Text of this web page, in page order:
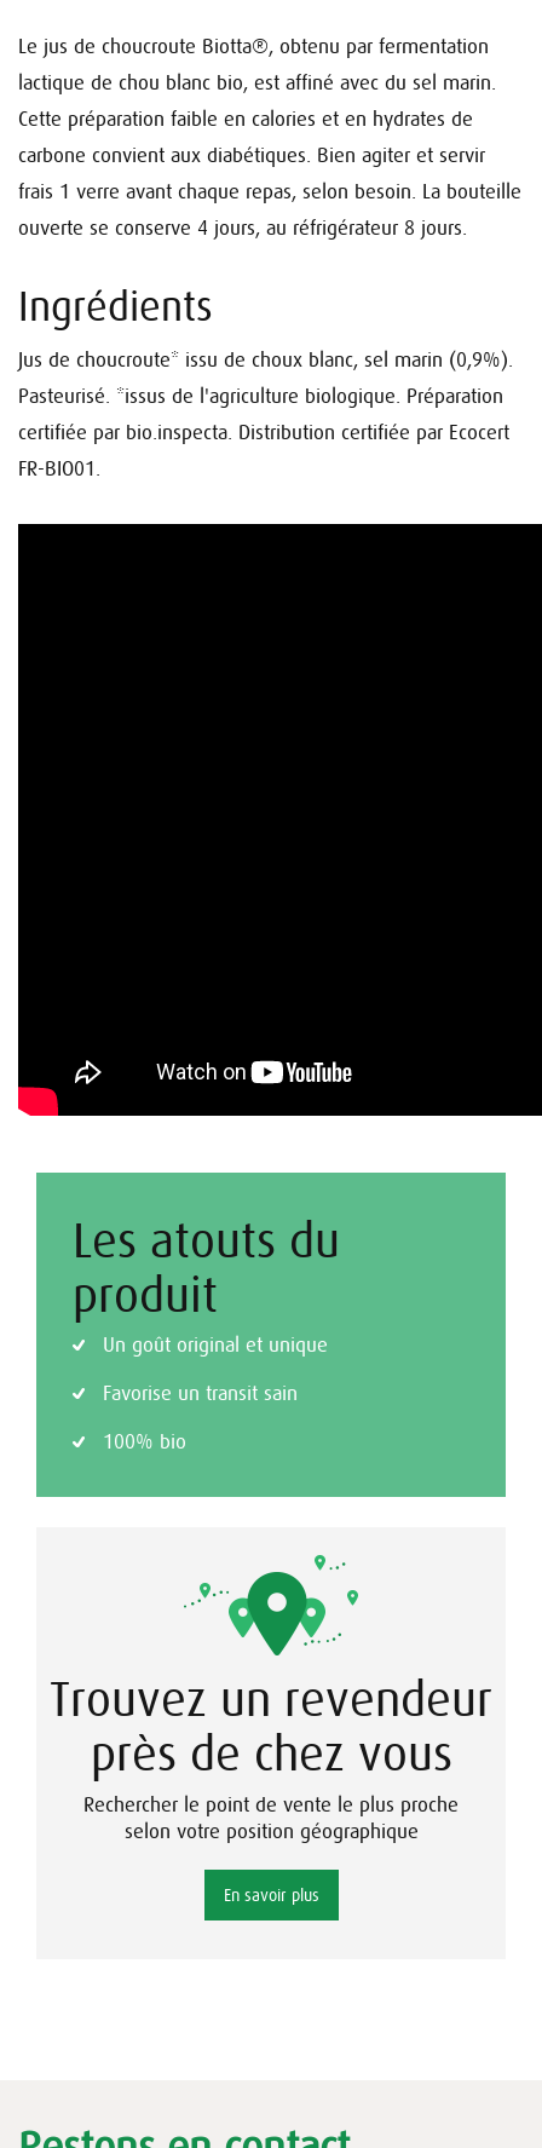
Le jus de choucroute Biotta®, obtenu par fermentation
lactique de chou blanc bio, est affiné avec du sel marin.
Cette préparation faible en calories et en hydrates de
carbone convient aux diabétiques. Bien agiter et servir
frais 1 verre avant chaque repas, selon besoin. La bouteille
ouverte se conserve 4 jours, au réfrigérateur 8 jours.
Ingrédients
Jus de choucroute* issu de choux blanc, sel marin (0,9%).
Pasteurisé. *issus de l'agriculture biologique. Préparation
certifiée par bio.inspecta. Distribution certifiée par Ecocert
FR-BIO01.
Les atouts du
produit
Un goût original et unique
Favorise un transit sain
100% bio
Trouvez un revendeur
près de chez vous
Rechercher le point de vente le plus proche
selon votre position géographique
En savoir plus